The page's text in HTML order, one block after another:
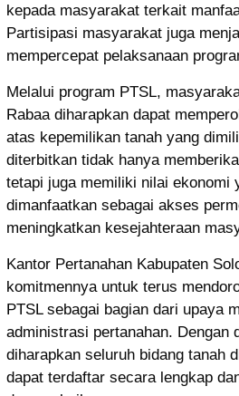
kepada masyarakat terkait
Partisipasi masyarakat juga
mempercepat pelaksanaan
Melalui program PTSL,
Rabaa diharapkan dapat
atas kepemilikan tanah yang
diterbitkan tidak hanya
tetapi juga memiliki nilai ekonomi
dimanfaatkan sebagai akses
meningkatkan kesejahteraan
Kantor Pertanahan Kabupaten
komitmennya untuk terus
PTSL sebagai bagian dari upaya
administrasi pertanahan. Dengan
diharapkan seluruh bidang tanah
dapat terdaftar secara lengkap